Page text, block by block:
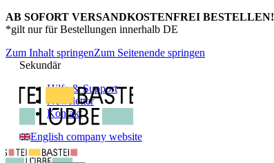
AB SOFORT VERSANDKOSTENFREI BESTELLEN!
*gilt nur für Bestellungen innerhalb DE
Zum Inhalt springenZum Seitenende springen
Sekundär
Hilfe & Support
Newsletter
Kontakt
English company website